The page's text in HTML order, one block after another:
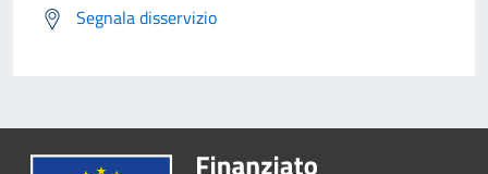
Segnala disservizio